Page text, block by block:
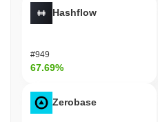
Hashflow
#949
67.69%
Zerobase